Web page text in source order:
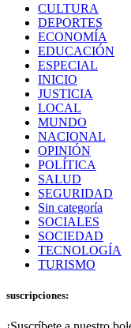
CULTURA
DEPORTES
ECONOMÍA
EDUCACIÓN
ESPECIAL
INICIO
JUSTICIA
LOCAL
MUNDO
NACIONAL
OPINIÓN
POLÍTICA
SALUD
SEGURIDAD
Sin categoría
SOCIALES
SOCIEDAD
TECNOLOGÍA
TURISMO
suscripciones: